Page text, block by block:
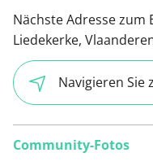
Nächste Adresse zum
Liedekerke,
Navigieren Sie
Community-Fotos